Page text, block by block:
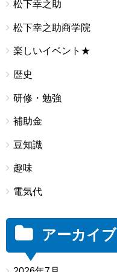
松下幸之助
松下幸之助商学院
楽しいイベント★
歴史
研修・勉強
補助金
豆知識
趣味
電気代
アーカイブ